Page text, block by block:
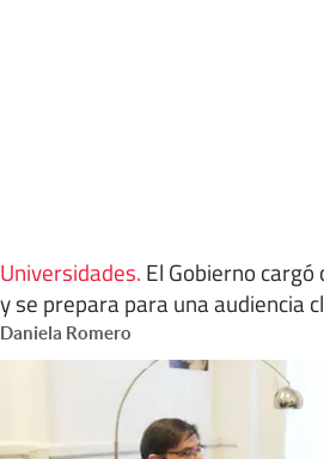
Universidades. El Gobierno
y se prepara para una audiencia
Daniela Romero